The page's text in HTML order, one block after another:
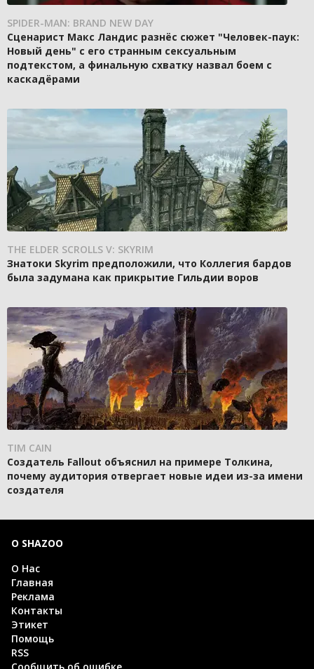
SPIDER-MAN: BRAND NEW DAY
Сценарист Макс Ландис разнёс сюжет "Человек-паук:
Новый день" с его странным сексуальным
подтекстом, а финальную схватку назвал боем с
каскадёрами
THE ELDER SCROLLS V: SKYRIM
Знатоки Skyrim предположили, что Коллегия бардов
была задумана как прикрытие Гильдии воров
TIM CAIN
Создатель Fallout объяснил на примере Толкина,
почему аудитория отвергает новые идеи из-за имени
создателя
О SHAZOO
О Нас
Главная
Реклама
Контакты
Этикет
Помощь
RSS